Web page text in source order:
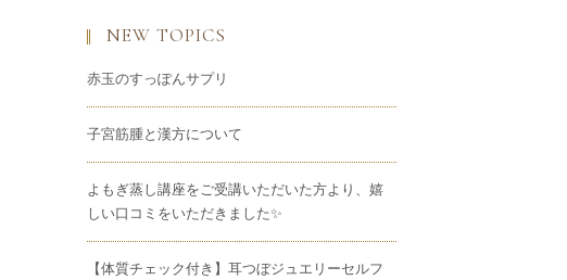
NEW TOPICS
赤玉のすっぽんサプリ
子宮筋腫と漢方について
よもぎ蒸し講座をご受講いただいた方より、嬉
しい口コミをいただきました✨
【体質チェック付き】耳つぼジュエリーセルフ